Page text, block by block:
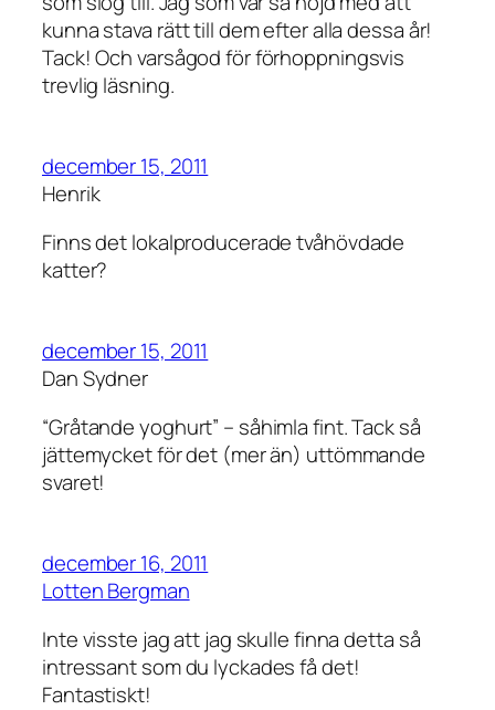
kunna stava rätt till dem efter alla dessa år!
Tack! Och varsågod för förhoppningsvis
trevlig läsning.
december 15, 2011
Henrik
Finns det lokalproducerade tvåhövdade
katter?
december 15, 2011
Dan Sydner
“Gråtande yoghurt” – såhimla fint. Tack så
jättemycket för det (mer än) uttömmande
svaret!
december 16, 2011
Lotten Bergman
Inte visste jag att jag skulle finna detta så
intressant som du lyckades få det!
Fantastiskt!